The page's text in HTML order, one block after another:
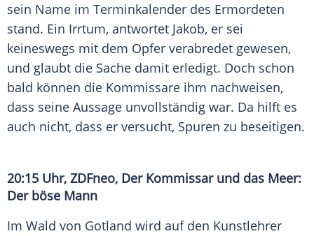
sein Name im Terminkalender des Ermordeten
stand. Ein Irrtum, antwortet Jakob, er sei
keineswegs mit dem Opfer verabredet gewesen,
und glaubt die Sache damit erledigt. Doch schon
bald können die Kommissare ihm nachweisen,
dass seine Aussage unvollständig war. Da hilft es
auch nicht, dass er versucht, Spuren zu beseitigen.
20:15 Uhr, ZDFneo, Der Kommissar und das Meer:
Der böse Mann
Im Wald von Gotland wird auf den Kunstlehrer